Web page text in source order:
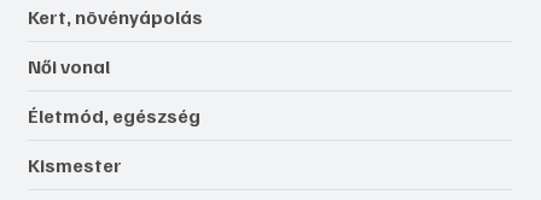
Kert, növényápolás
Női vonal
Életmód, egészség
Kismester